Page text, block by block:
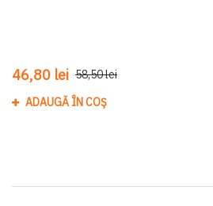
46,80 lei 58,50 lei
ADAUGĂ ÎN COȘ